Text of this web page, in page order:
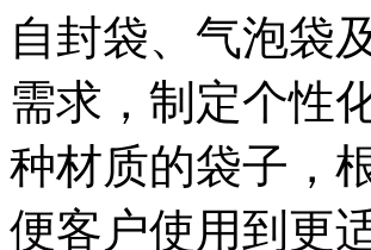
自封袋、气泡袋
需求，制定个性
种材质的袋子，
便客户使用到更